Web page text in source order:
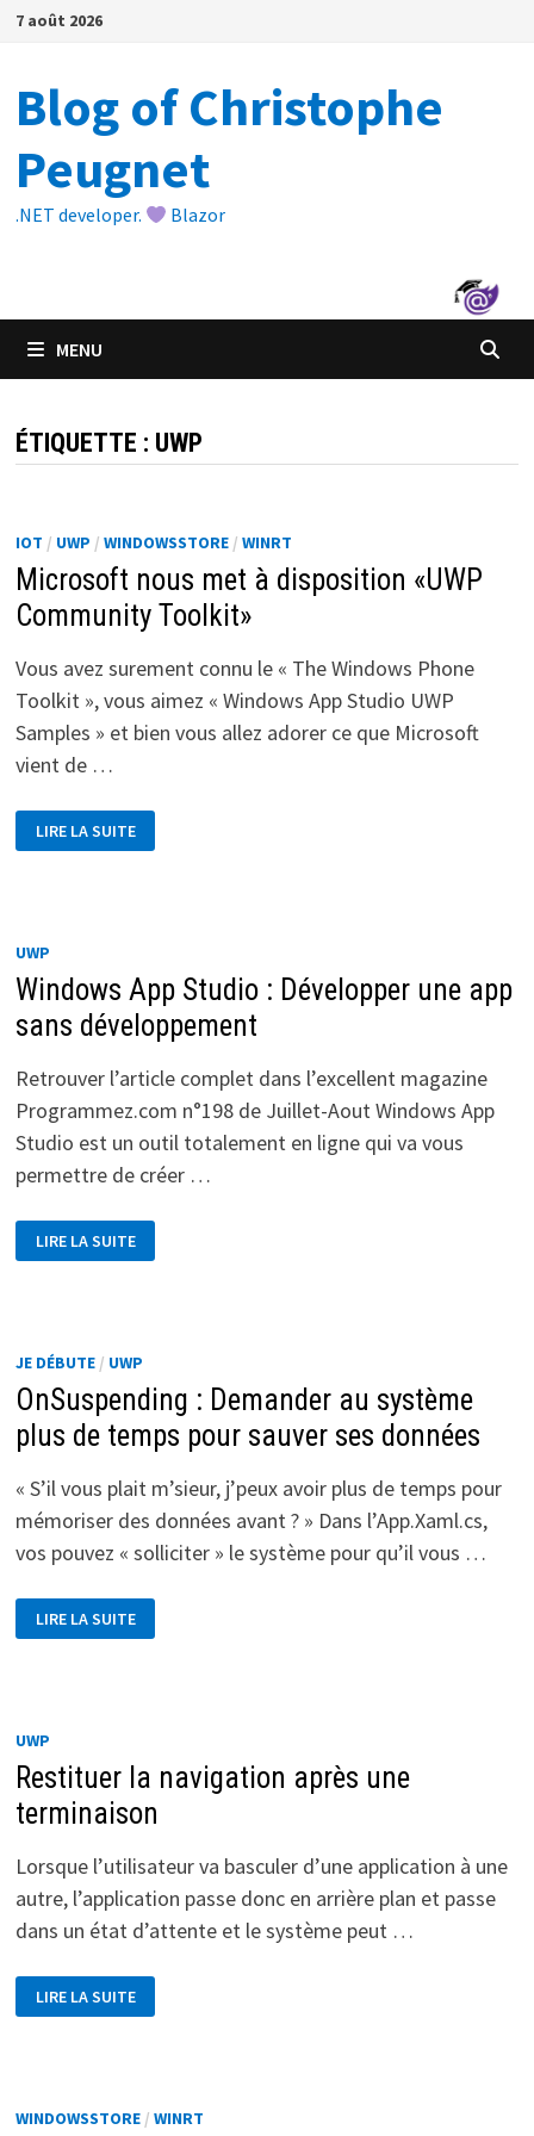
Passer
7 août 2026
Blog of Christophe
Peugnet
.NET developer. Blazor
MENU
ÉTIQUETTE : UWP
IOT / UWP / WINDOWSSTORE/ WINRT
Microsoft nous met à disposition «UWP
Community Toolkit»
Vous avez surement connu le « The Windows Phone
Toolkit », vous aimez « Windows App Studio UWP
Samples » et bien vous allez adorer ce que Microsoft
vient de …
NOUS
MET
LIRE LA SUITE
UWP
Windows App Studio : Développer une app
sans développement
Retrouver l’article complet dans l’excellent magazine
Programmez.com n°198 de Juillet-Aout Windows App
Studio est un outil totalement en ligne qui va vous
permettre de créer …
APP
STUDIO
DÉVELOPPEMENT
LIRE LA SUITE
JE DÉBUTE/ UWP
OnSuspending : Demander au système
plus de temps pour sauver ses données
« S’il vous plait m’sieur, j’peux avoir plus de temps pour
mémoriser des données avant ? » Dans l’App.Xaml.cs,
vos pouvez « solliciter » le système pour qu’il vous …
:
DEMANDER
POUR
SES
DONNÉES
LIRE LA SUITE
UWP
Restituer la navigation après une
terminaison
Lorsque l’utilisateur va basculer d’une application à une
autre, l’application passe donc en arrière plan et passe
dans un état d’attente et le système peut …
LA
NAVIGATION
LIRE LA SUITE
WINDOWSSTORE/ WINRT